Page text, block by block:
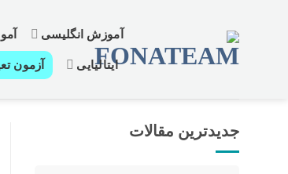
آموزش انگلیسی
ایتالیایی آزمون
جدیدترین مقالات